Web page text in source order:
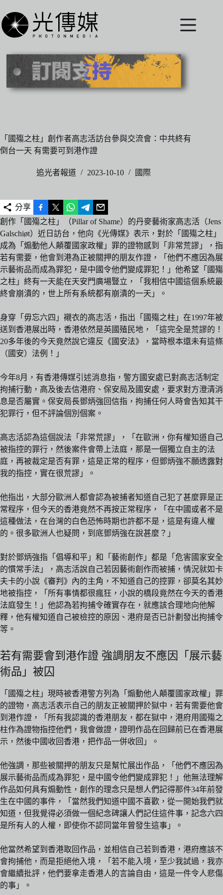
至
主
內
「國殤之柱」創作者高志活訪台參與交流會：中共終有
倒台一天 有需要可到港作證
追光者報道 2023-10-10 國際
分享
創作「國殤之柱」（Pillar of Shame）的丹麥藝術家高志活（Jens
Galschiøt）近日訪台，他向《光傳媒》表示，對於「國殤之柱」
成為「煽動他人顛覆國家政權」罪的證物感到「非常荒謬」，指
若有需要，他會到港為正被關押的朋友作證，「他們不應因為展
示藝術品而成為罪犯，是中國令他們變成罪犯！」他希望「國殤
之柱」終有一天能在天安門廣場豎立，「我相信中國這個系統最
終會崩潰的，世上所有系統都有崩潰的一天」。
身穿「毋忘六四」襯衣的高志活，指出「國殤之柱」在1997年被
送到香港展出時，香港依然是英國殖民地，「這完全是荒謬的！
20多年後的今天竟然說它違反《國安法》，當時根本還未有這條
（國安）法例！」
今年8月，有香港傳媒引述消息指，警方國安處已對高志活制定
拘捕行動，高及後去信港府、保安局及國安處，要求對方澄清消
息是否屬實。保安局長鄧炳強回信指，拘捕任何人時會告知其干
犯罪行，但不評論個別個案。
高志活認為這個說法「非常荒謬」，「在歐洲，你有權知道自己
被指控的罪行，然後案件會帶上法庭，那是一個獨立自主的法
庭，再被裁定是否有罪，這是正常的程序，但鄧炳強不願透露對
我的指控，實在很荒謬」。
他指出，大部分歐洲人都會認為被捕者知道自己犯了甚麼罪是正
常程序，但今天的香港竟然不再按正常程序，「在中國或者不是
這種做法，在台灣的白色恐怖時期也許都不是，這是有違人權
的。很多歐洲人也疑問，到底鄧炳強在說甚麼？」
對於鄧炳強指「倡導和平」和「藝術創作」都是「危害國家安全
的慣常手法」，高志活說自己若因藝術創作而被捕，情況就如卡
夫卡的小說《審判》內的主角，不知道自己的控罪，卻莫名其妙
地被指控，「所有事情都很瘋狂，小說的橋段竟然在今天的香港
法庭發生！」他認為若拘捕令確實存在，就應該合理地向他解
釋，他有權知道自己被檢控的原因、港府是否已計劃發出拘捕令
等。
若有需要會到港作證 強調朋友不應因「展示藝
術品」被囚
「國殤之柱」現時被香港警方列為「煽動他人顛覆國家政權」罪
的證物，高志活表示自己的朋友正被關押於獄中，若有需要他會
到港作證，「所有我認識的香港朋友，都在獄中，港府用國殤之
柱作為證物指控他們，我會做證，證明作品在回歸前已在香港展
示，然後中國收回香港，把作品一併收回」。
他強調，那些被關押的朋友只是幫忙展出作品，「他們不應因為
展示藝術品而成為罪犯，是中國令他們變成罪犯！」他無法理解
作品如何具有煽動性，創作的理念只是想人們記得那件34年前發
生在中國的事件，「當然我們知道中國不喜歡，從一開始我們就
知道，但我覺得必須做一個紀念碑讓人們記住這件事，記念六四
是所有人的人權，即使你不認同當年曾發生這事」。
他當然希望到香港取回作品，並相信自己若到香港，港府應該不
會拘捕他，而是拒絕他入境，「若不能入境，至少我試過，我亦
會繼續批評，他們要拿走香港人的言論自由，這是一件令人悲傷
的事」。